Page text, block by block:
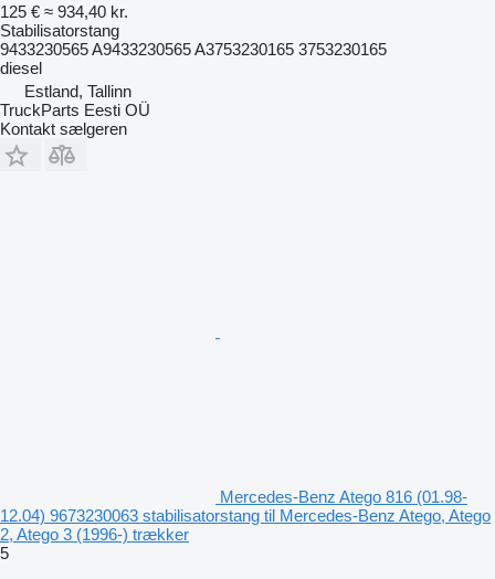
125 € ≈ 934,40 kr.
Stabilisatorstang
9433230565 A9433230565 A3753230165 3753230165
diesel
Estland, Tallinn
TruckParts Eesti OÜ
Kontakt sælgeren
Mercedes-Benz Atego 816 (01.98-
12.04) 9673230063 stabilisatorstang til Mercedes-Benz Atego, Atego
2, Atego 3 (1996-) trækker
5